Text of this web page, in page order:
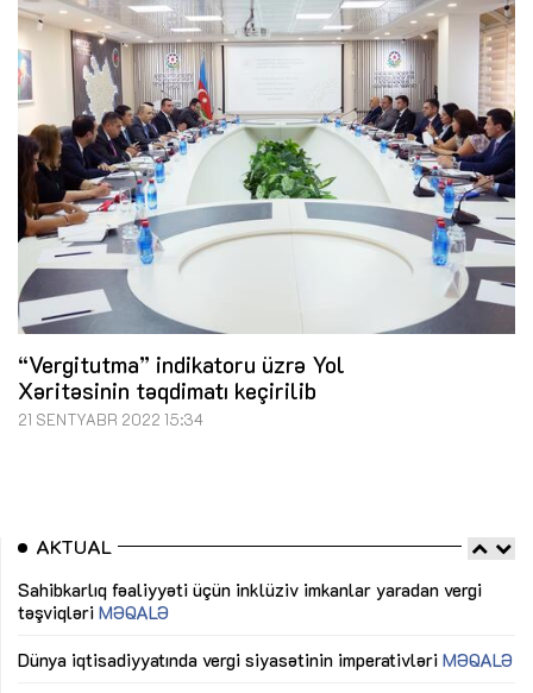
“Vergitutma” indikatoru üzrə Yol
Xəritəsinin təqdimatı keçirilib
21 SENTYABR 2022 15:34
AKTUAL
Sahibkarlıq fəaliyyəti üçün inklüziv imkanlar yaradan vergi
təşviqləri MƏQALƏ
Dünya iqtisadiyyatında vergi siyasətinin imperativləri MƏQALƏ